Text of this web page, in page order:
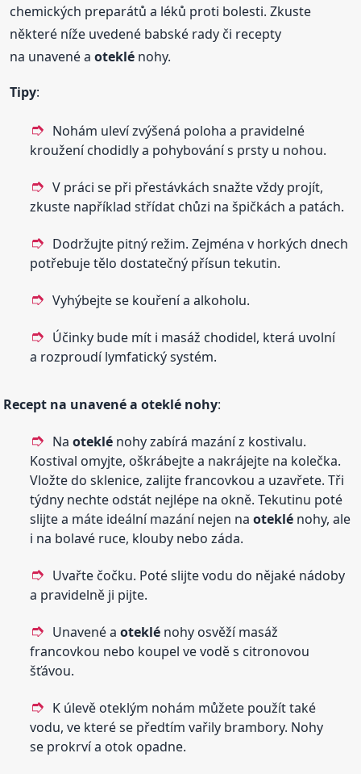
chemických preparátů a léků proti bolesti. Zkuste
některé níže uvedené babské rady či recepty
na unavené aoteklé nohy.
Tipy:
Nohám uleví zvýšená poloha a pravidelné
kroužení chodidly a pohybování s prsty u nohou.
V práci se při přestávkách snažte vždy projít,
zkuste například střídat chůzi na špičkách a patách.
Dodržujte pitný režim. Zejména v horkých dnech
potřebuje tělo dostatečný přísun tekutin.
Vyhýbejte se kouření a alkoholu.
Účinky bude mít i masáž chodidel, která uvolní
a rozproudí lymfatický systém.
Recept na unavené aoteklé nohy:
Naoteklé nohy zabírá mazání z kostivalu.
Kostival omyjte, oškrábejte a nakrájejte na kolečka.
Vložte do sklenice, zalijte francovkou a uzavřete. Tři
týdny nechte odstát nejlépe na okně. Tekutinu poté
slijte a máte ideální mazání nejen naoteklé nohy, ale
i na bolavé ruce, klouby nebo záda.
Uvařte čočku. Poté slijte vodu do nějaké nádoby
a pravidelně ji pijte.
Unavené aoteklé nohy osvěží masáž
francovkou nebo koupel ve vodě s citronovou
šťávou.
K úlevě oteklým nohám můžete použít také
vodu, ve které se předtím vařily brambory. Nohy
se prokrví a otok opadne.